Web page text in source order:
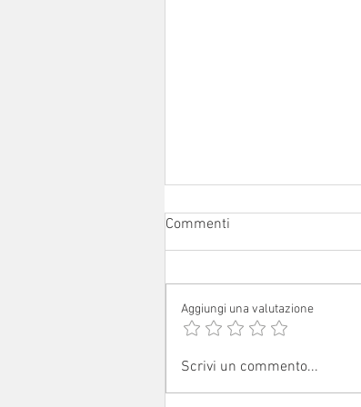
Sabato 1° agosto 2026:
Commenti
Aggiungi una valutazione
Scrivi un commento...